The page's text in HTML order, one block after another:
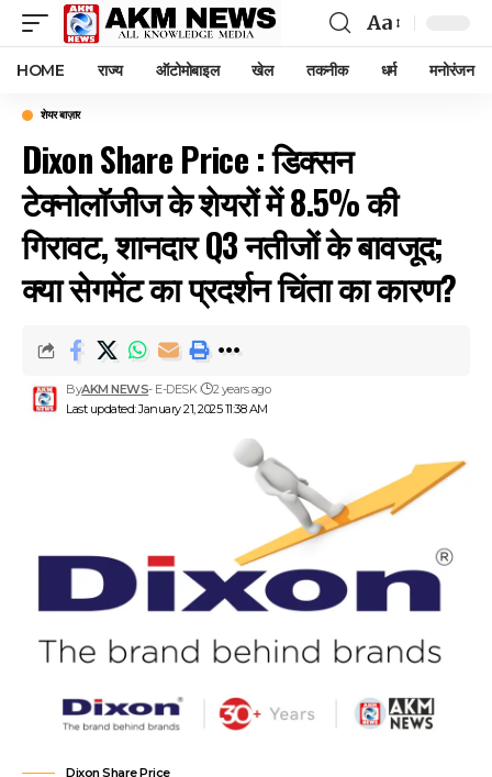
Font
Resizer
Aa
HOME राज्य ऑटोमोबाइल खेल तकनीक धर्म मनोरंजन
शेयर बाज़ार
Dixon Share Price : डिक्सन
टेक्नोलॉजीज के शेयरों में 8.5% की
गिरावट, शानदार Q3 नतीजों के बावजूद;
क्या सेगमेंट का प्रदर्शन चिंता का कारण?
Last updated: January 21, 2025 11:38 AM
ByAKM NEWS- E-DESK 2 years ago
Dixon Share Price